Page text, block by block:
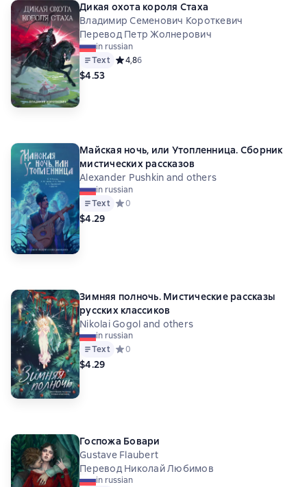
Дикая охота короля Стаха
Владимир Семенович Короткевич
Перевод Петр Жолнерович
in russian
Text Средний рейтинг 4,8 на основе 6 оценок
4,86
$4.53
Майская ночь, или Утопленница. Сборник
мистических рассказов
Alexander Pushkin and others
in russian
Text Средний рейтинг 0 на основе 0 оценок
0
$4.29
Зимняя полночь. Мистические рассказы
русских классиков
Nikolai Gogol and others
in russian
Text Средний рейтинг 0 на основе 0 оценок
0
$4.29
Госпожа Бовари
Gustave Flaubert
Перевод Николай Любимов
in russian